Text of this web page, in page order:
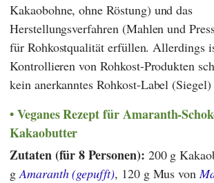
Kakaobohne, ohne Röstung) und das
Herstellungsverfahren (Mahlen und
für Rohkostqualität erfüllen. Allerdings
Kontrollieren von Rohkost-Produkten
kein anerkanntes Rohkost-Label
Veganes Rezept für Amaranth-
Kakaobutter
Zutaten (für 8 Personen): 200 g
gAmaranth (gepufft), 120 g Mus von